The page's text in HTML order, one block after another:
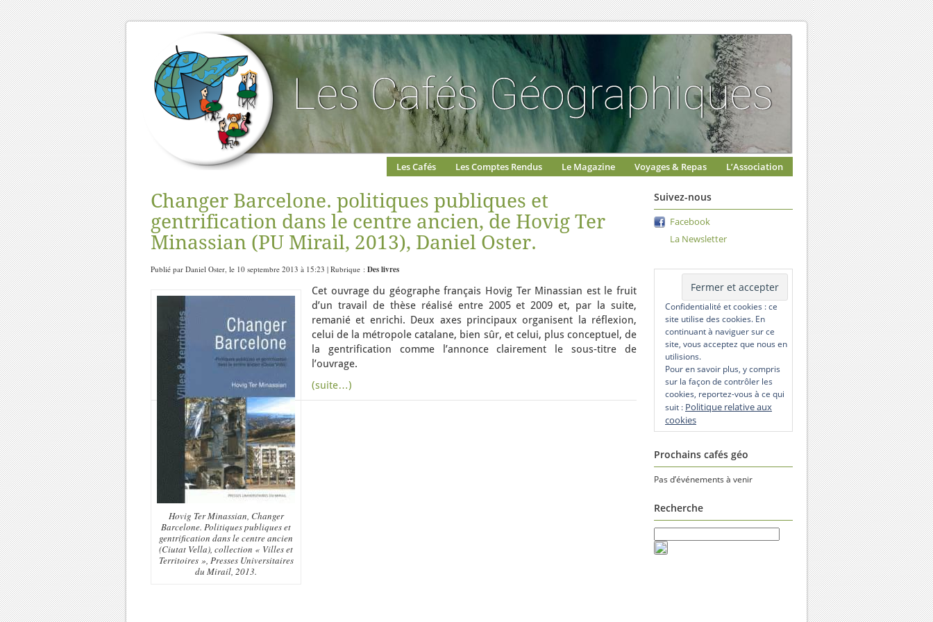
Les Cafés Les Comptes Rendus Le Magazine Voyages & Repas L’Association
Changer Barcelone. politiques publiques et
gentrification dans le centre ancien, de Hovig Ter
Minassian (PU Mirail, 2013), Daniel Oster.
Publié par Daniel Oster, le 10 septembre 2013 à 15:23 | Rubrique : Des livres
Hovig Ter Minassian, Changer
Barcelone. Politiques publiques et
gentrification dans le centre ancien
(Ciutat Vella), collection « Villes et
Territoires », Presses Universitaires
du Mirail, 2013.
Cet ouvrage du géographe français Hovig Ter Minassian est le fruit
d’un travail de thèse réalisé entre 2005 et 2009 et, par la suite,
remanié et enrichi. Deux axes principaux organisent la réflexion,
celui de la métropole catalane, bien sûr, et celui, plus conceptuel, de
la gentrification comme l’annonce clairement le sous-titre de
l’ouvrage.
(suite…)
Suivez-nous
Facebook
La Newsletter
Confidentialité et cookies : ce
site utilise des cookies. En
continuant à naviguer sur ce
site, vous acceptez que nous en
utilisions.
Pour en savoir plus, y compris
sur la façon de contrôler les
cookies, reportez-vous à ce qui
suit : Politique relative aux
cookies
Prochains cafés géo
Pas d’événements à venir
Recherche